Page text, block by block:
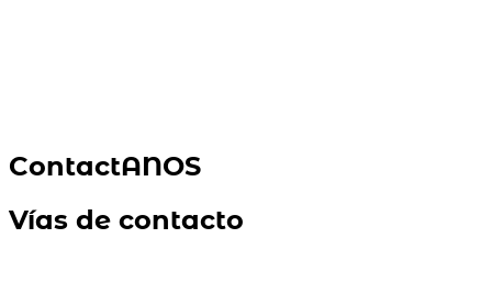
ContactANOS
Vías de contacto